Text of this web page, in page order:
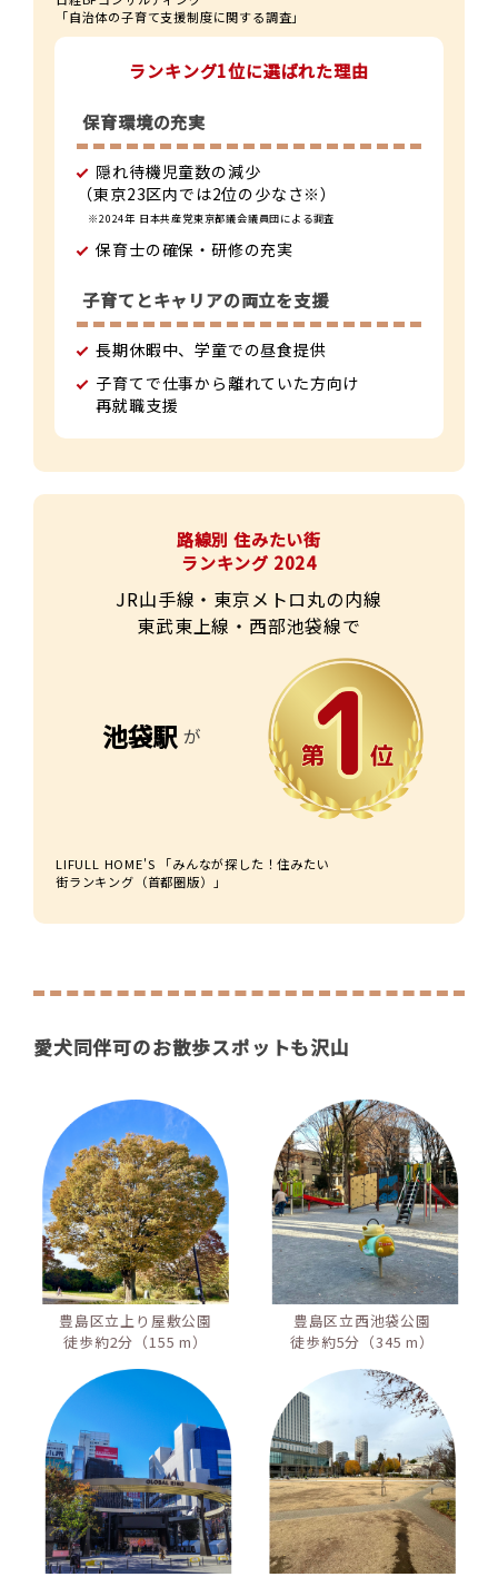
「自治体の子育て支援制度に関する調査」
ランキング1位に選ばれた理由
保育環境の充実
隠れ待機児童数の減少
（東京23区内では2位の少なさ※）
※2024年 日本共産党東京都議会議員団による調査
保育士の確保・研修の充実
子育てとキャリアの両立を支援
長期休暇中、学童での昼食提供
子育てで仕事から離れていた方向け
再就職支援
路線別 住みたい街
ランキング 2024
JR山手線・東京メトロ丸の内線
東武東上線・西部池袋線で
池袋駅 が
LIFULL HOME'S 「みんなが探した！住みたい
街ランキング（首都圏版）」
愛犬同伴可のお散歩スポットも沢山
豊島区立上り屋敷公園
徒歩約2分（155 m）
豊島区立西池袋公園
徒歩約5分（345 m）